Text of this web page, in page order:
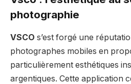
photographie
VSCO s’est forgé une
photographes mobiles en
particulièrement esthétiques
argentiques. Cette application